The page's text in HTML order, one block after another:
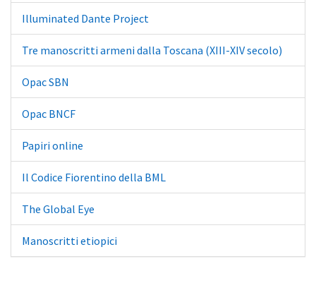
Illuminated Dante Project
Tre manoscritti armeni dalla Toscana (XIII-XIV secolo)
Opac SBN
Opac BNCF
Papiri online
Il Codice Fiorentino della BML
The Global Eye
Manoscritti etiopici